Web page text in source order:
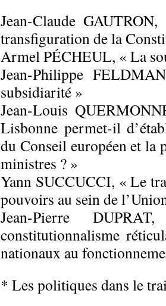
Jean-Claude
transfiguration de la
Armel PÉCHEUL, « La
Jean-Philippe
subsidiarité »
Jean-Louis
Lisbonne permet-il
du Conseil européen et la
ministres ? »
Yann SUCCUCCI, « Le
pouvoirs au sein de
Jean-Pierre
constitutionnalisme
nationaux au
* Les politiques dans le